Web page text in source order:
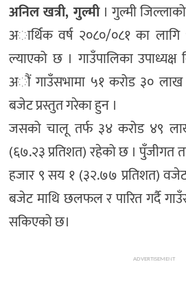
अनिल खत्री, गुल्मी। गुल्मी
अार्थिक वर्ष २०८०/०८१ का
ल्याएको छ । गाउँपालिका उपाध्यक्ष
अौं गाउँसभामा ५१ करोड ३०
बजेट प्रस्तुत गरेका हुन ।
जसको चालू तर्फ ३४ करोड ४९
(६७.२३ प्रतिशत) रहेको छ । पुँजीगत
हजार ९ सय १ (३२.७७ प्रतिशत)
बजेट माथि छलफल र पारित गर्दै
सकिएको छ।
ADVERTISEMENT